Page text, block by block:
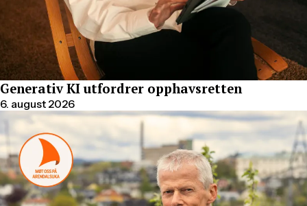
Generativ KI utfordrer opphavsretten
6. august 2026